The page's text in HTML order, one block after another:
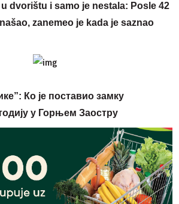
u dvorištu i samo je nestala: Posle 42
zanemeo je kada je saznao
Ко је поставио замку
у Горњем Заостру